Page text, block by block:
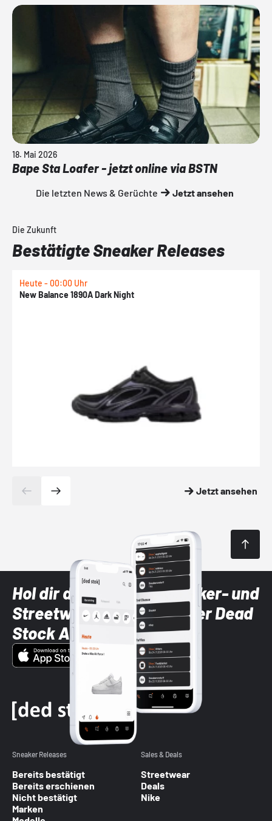
18. Mai 2026
Bape Sta Loafer - jetzt online via BSTN
Die letzten News & Gerüchte Jetzt ansehen
Die Zukunft
Bestätigte Sneaker Releases
Heute - 00:00 Uhr
New Balance 1890A Dark Night
Jetzt ansehen
Hol dir die neuesten Sneaker- und
Streetwear-Brands mit der Dead
Stock App
Sneaker Releases
Bereits bestätigt
Bereits erschienen
Nicht bestätigt
Marken
Sales & Deals
Streetwear
Deals
Nike